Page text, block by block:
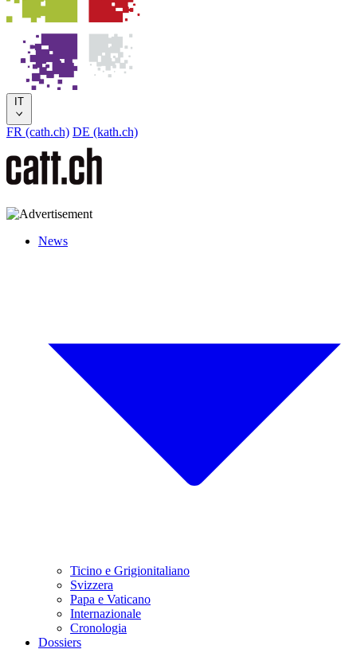
IT
FR (cath.ch) DE (kath.ch)
News
Ticino e Grigionitaliano
Svizzera
Papa e Vaticano
Internazionale
Cronologia
Dossiers